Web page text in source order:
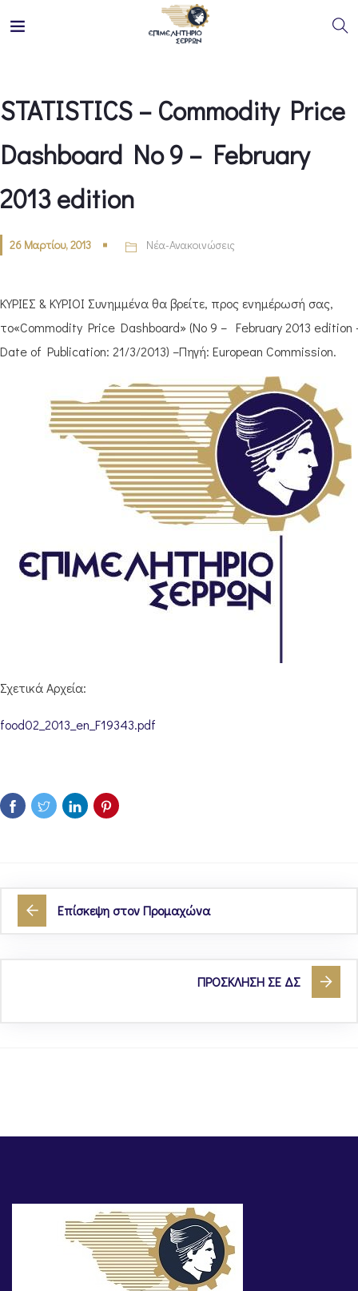
STATISTICS – Commodity Price
Dashboard No 9 – February
2013 edition
26 Μαρτίου, 2013 Νέα-Ανακοινώσεις
ΚΥΡΙΕΣ & ΚΥΡΙΟΙ Συνημμένα θα βρείτε, προς ενημέρωσή σας,
το«Commodity Price Dashboard» (No 9 – February 2013 edition
Date of Publication: 21/3/2013) –Πηγή: European Commission.
Σχετικά Αρχεία:
food02_2013_en_F19343.pdf
Επίσκεψη στον Προμαχώνα
ΠΡΟΣΚΛΗΣΗ ΣΕ ΔΣ